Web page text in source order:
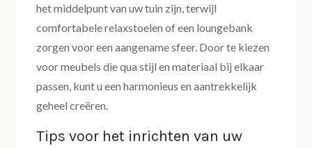
het middelpunt van uw tuin zijn, terwijl
comfortabele relaxstoelen of een loungebank
zorgen voor een aangename sfeer. Door te kiezen
voor meubels die qua stijl en materiaal bij elkaar
passen, kunt u een harmonieus en aantrekkelijk
geheel creëren.
Tips voor het inrichten van uw